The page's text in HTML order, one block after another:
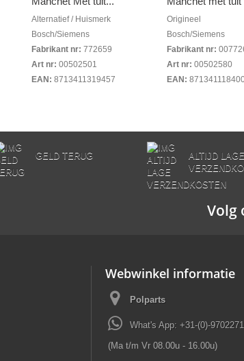
Alternatief / Huismerk
Bosch/Siemens
Fabrikant nr: 772659
Art nr: 00502501
EAN: 8713411319457
Origineel
Bosch/Siemens
Fabrikant nr:
Art nr: 00502580
EAN:
GELD TERUG
ALTIJD LAGE
Volg
Webwinkel informatie
Polparts
What's App: +31-(0)-
(Ma t/m Vr 08.00u - 16.00u)